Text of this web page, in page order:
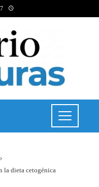
la dieta cetogénica